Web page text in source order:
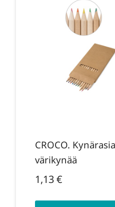
CROCO.
värikynää
1,13€